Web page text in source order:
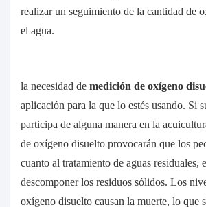
realizar un seguimiento de la cantidad de
el agua.
la necesidad de medición de oxígeno
aplicación para la que lo estés usando. Si
participa de alguna manera en la
de oxígeno disuelto provocarán que los
cuanto al tratamiento de aguas residuales,
descomponer los residuos sólidos. Los
oxígeno disuelto causan la muerte, lo que